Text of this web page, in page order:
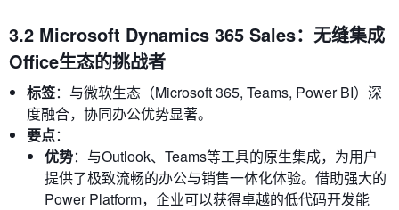
3.2 Microsoft Dynamics 365 Sales：无缝集成
Office生态的挑战者
标签：与微软生态（Microsoft 365, Teams, Power BI）深
度融合，协同办公优势显著。
要点：
优势：与Outlook、Teams等工具的原生集成，为用户
提供了极致流畅的办公与销售一体化体验。借助强大的
Power Platform，企业可以获得卓越的低代码开发能